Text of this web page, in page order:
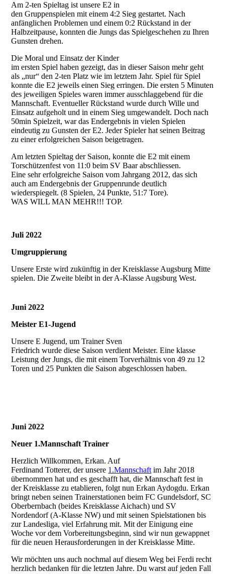
Am 2-ten Spieltag ist unsere E2 in
den Gruppenspielen mit einem 4:2 Sieg gestartet. Nach
anfänglichen Problemen und einem 0:2 Rückstand in der
Halbzeitpause, konnten die Jungs das Spielgeschehen zu Ihren
Gunsten drehen.
Die Moral und Einsatz der Kinder
im ersten Spiel haben gezeigt, das in dieser Saison mehr geht
als „nur“ den 2-ten Platz wie im letztem Jahr. Spiel für Spiel
konnte die E2 jeweils einen Sieg erringen. Die ersten 5 Minuten
des jeweiligen Spieles waren immer ausschlaggebend für die
Mannschaft. Eventueller Rückstand wurde durch Wille und
Einsatz aufgeholt und in einem Sieg umgewandelt. Doch nach
50min Spielzeit, war das Endergebnis in vielen Spielen
eindeutig zu Gunsten der E2. Jeder Spieler hat seinen Beitrag
zu einer erfolgreichen Saison beigetragen.
Am letzten Spieltag der Saison, konnte die E2 mit einem
Torschützenfest von 11:0 beim SV Baar abschliessen.
Eine sehr erfolgreiche Saison vom Jahrgang 2012, das sich
auch am Endergebnis der Gruppenrunde deutlich
wiederspiegelt. (8 Spielen, 24 Punkte, 51:7 Tore).
WAS WILL MAN MEHR!!! TOP.
Juli 2022
Umgruppierung
Unsere Erste wird zukünftig in der Kreisklasse Augsburg Mitte
spielen. Die Zweite bleibt in der A-Klasse Augsburg West.
Juni 2022
Meister E1-Jugend
Unsere E Jugend, um Trainer Sven
Friedrich wurde diese Saison verdient Meister. Eine klasse
Leistung der Jungs, die mit einem Torverhältnis von 49 zu 12
Toren und 25 Punkten die Saison abgeschlossen haben.
Juni 2022
Neuer 1.Mannschaft Trainer
Herzlich Willkommen, Erkan. Auf
Ferdinand Totterer, der unsere 1.Mannschaftim Jahr 2018
übernommen hat und es geschafft hat, die Mannschaft fest in
der Kreisklasse zu etablieren, folgt nun Erkan Aydogdu. Erkan
bringt neben seinen Trainerstationen beim FC Gundelsdorf, SC
Oberbernbach (beides Kreisklasse Aichach) und SV
Nordendorf (A-Klasse NW) und mit seinen Spielstationen bis
zur Landesliga, viel Erfahrung mit. Mit der Einigung eine
Woche vor dem Vorbereitungsbeginn, sind wir nun gewappnet
für die neuen Herausforderungen in der Kreisklasse Mitte.
Wir möchten uns auch nochmal auf diesem Weg bei Ferdi recht
herzlich bedanken für die letzten Jahre. Du warst auf jeden Fall